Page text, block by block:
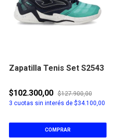
Zapatilla Tenis Set S2543
$102.300,00
$127.900,00
3 cuotas sin interés de $34.100,00
COMPRAR